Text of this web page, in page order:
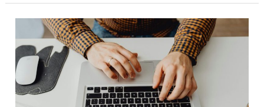
llenarse
una
pelota
de
Pilates
para
garantizar